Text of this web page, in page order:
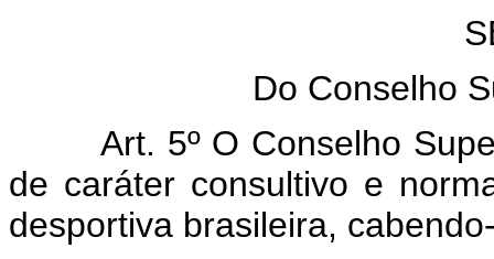
Do Conselho
Art. 5º O Conselho
de caráter consultivo e
desportiva brasileira,